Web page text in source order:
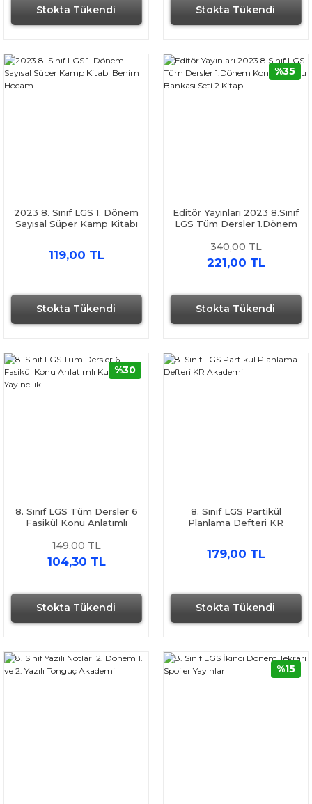
Stokta Tükendi Stokta Tükendi
Stokta Tükendi
2023 8. Sınıf LGS 1. Dönem
Sayısal Süper Kamp Kitabı
119,00 TL
Stokta Tükendi
Editör Yayınları 2023 8.Sınıf
LGS Tüm Dersler 1.Dönem
2 Kitap
340,00 TL
221,00 TL
%35
Stokta Tükendi
8. Sınıf LGS Tüm Dersler 6
Fasikül Konu Anlatımlı
149,00 TL
104,30 TL
%30
Stokta Tükendi
8. Sınıf LGS Partikül
Planlama Defteri KR
179,00 TL
%15